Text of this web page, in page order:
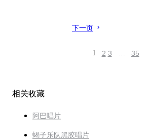
下一页
1 2 3 … 35
相关收藏
阿巴唱片
蝎子乐队黑胶唱片